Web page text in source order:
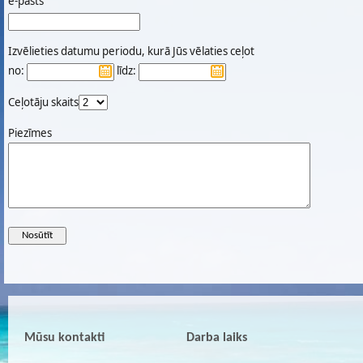
Izvēlieties datumu periodu, kurā Jūs vēlaties ceļot
no:
līdz:
Ceļotāju skaits
Piezīmes
Mūsu kontakti Darba laiks